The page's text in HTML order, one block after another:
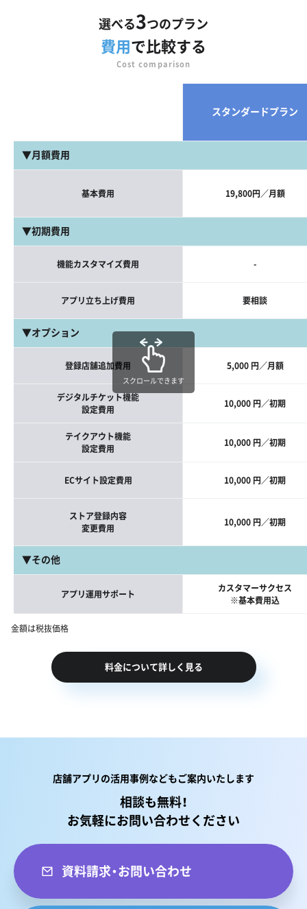
選べる3つのプラン
費用 で比較する
Cost comparison
スタンダードプラン
▼月額費用
基本費用 19,800円／月額
▼初期費用
機能カスタマイズ費用 -
アプリ立ち上げ費用 要相談
▼オプション
登録店舗追加費用 5,000 円／月額
デジタルチケット機能
設定費用
10,000 円／初期
テイクアウト機能
設定費用
10,000 円／初期
ECサイト設定費用 10,000 円／初期
ストア登録内容
変更費用
10,000 円／初期
▼その他
アプリ運用サポート
カスタマーサクセス
※基本費用込
スクロールできます
金額は税抜価格
料金について詳しく見る
店舗アプリの活用事例などもご案内いたします
相談も無料！
お気軽にお問い合わせください
資料請求・お問い合わせ